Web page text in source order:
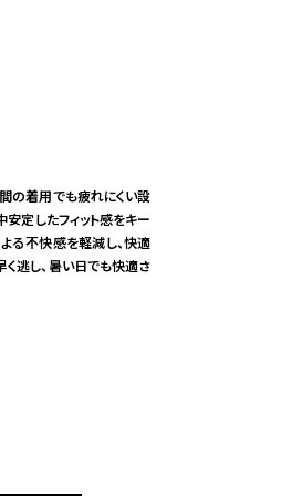
の着用でも疲れにくい設
安定したフィット感をキー
る不快感を軽減し、快適
逃し、暑い日でも快適さ